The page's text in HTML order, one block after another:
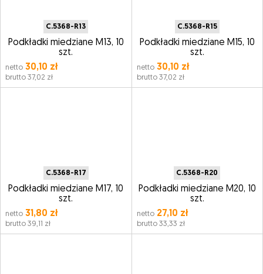
C.5368-R13
Podkładki miedziane M13, 10
szt.
netto 30,10 zł
brutto 37,02 zł
C.5368-R15
Podkładki miedziane M15, 10
szt.
netto30,10 zł
brutto 37,02 zł
C.5368-R17
Podkładki miedziane M17, 10
szt.
netto 31,80 zł
brutto 39,11 zł
C.5368-R20
Podkładki miedziane M20, 10
szt.
netto27,10 zł
brutto 33,33 zł